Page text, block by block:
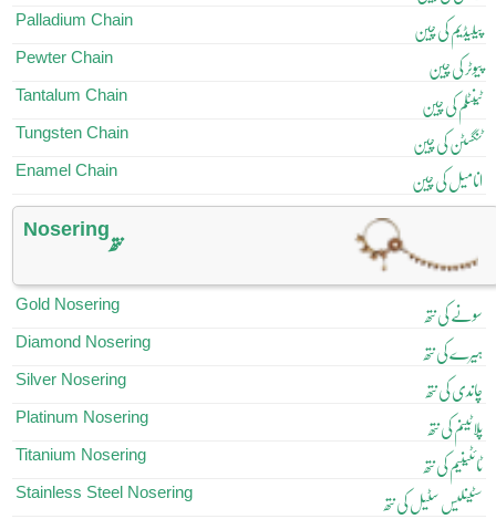
Palladium Chain پیلیڈیم کی چین
Pewter Chain پیوٹر کی چین
Tantalum Chain ٹینٹلم کی چین
Tungsten Chain ٹنگسٹن کی چین
Enamel Chain انامیل کی چین
Noseringنتھ
Gold Nosering سونے کی نتھ
Diamond Nosering ہیرے کی نتھ
Silver Nosering چاندی کی نتھ
Platinum Nosering پلاٹینم کی نتھ
Titanium Nosering ٹائٹینیم کی نتھ
Stainless Steel Nosering سٹینلیس سٹیل کی نتھ